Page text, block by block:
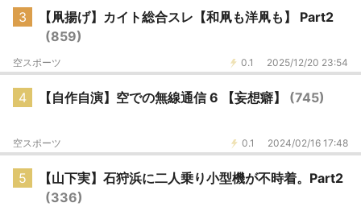
3
【凧揚げ】カイト総合スレ【和凧も洋凧も】 Part2
(859)
0.1 2025/12/20 23:54
空スポーツ
4 【自作自演】空での無線通信 6 【妄想癖】 (745)
0.1 2024/02/16 17:48
空スポーツ
5
【山下実】石狩浜に二人乗り小型機が不時着。Part2
(336)